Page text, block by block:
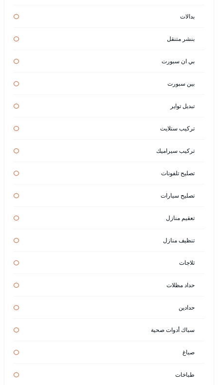
بدالات
بنشر متنقل
بي ان سبورت
بين سبورت
تبديل تواير
تركيب ستلايت
تركيب سيراميك
تصليح تلفونات
تصليح سيارات
تعقيم منازل
تنظيف منازل
ثلاجات
حداد مظلات
حدادين
سباك أدوات صحية
صباغ
طباخات